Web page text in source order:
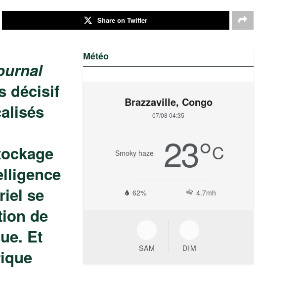
Share on Twitter
décisif
se
de
Et
Météo
Brazzaville, Congo
07/08 04:35
Smoky haze 23°C
62% 4.7mh
SAM DIM